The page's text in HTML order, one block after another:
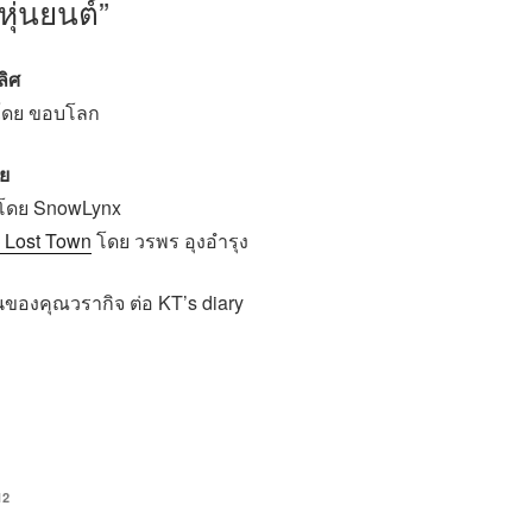
ปี นยนต์”
ศ
ย ขอบโลก
ดย SnowLynx
Town โดย วรพร อุงอำรุง
องคุณวรากิจ ต่อ KT’s diary
ร